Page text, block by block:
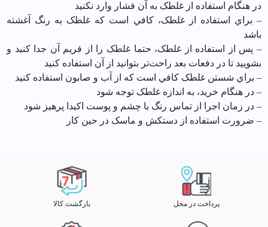
در هنگام استفاده از غلطک به آن فشار وارد نکنيد
– براي استفاده از غلطک، کافي است که غلطک به رنگ آغشته
باشد
– پس از استفاده از غلطک، حتما غلطک را از فريم آن جدا کنيد و
بشوييد تا در دفعات بعد راحت‌تر بتوانيد از آن استفاده کنيد
– براي شستن غلطک کافي است که از آب و صابون استفاده کنيد
– در هنگام خريد، به اندازه غلطک توجه شود
– در زمان اجرا از تماس رنگ با چشم و پوست اکيدا پرهيز شود
– ضرورت استفاده از دستکش و ماسک در حين کار
پرداخت در محل بازگشت کالا